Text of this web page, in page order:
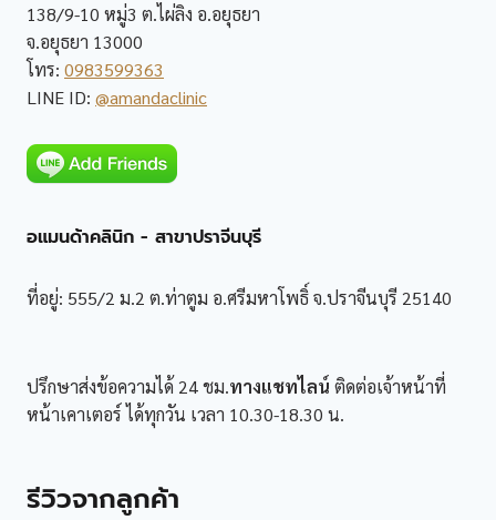
138/9-10 หมู่3 ต.ไผ่ลิง อ.อยุธยา
จ.อยุธยา 13000
โทร: 0983599363
LINE ID: @amandaclinic
อแมนด้าคลินิก - สาขาปราจีนบุรี
ที่อยู่: 555/2 ม.2 ต.ท่าตูม อ.ศรีมหาโพธิ์ จ.ปราจีนบุรี 25140
ปรึกษาส่งข้อความได้ 24 ชม.ทางแชทไลน์ ติดต่อเจ้าหน้าที่
หน้าเคาเตอร์ ได้ทุกวัน เวลา 10.30-18.30 น.
รีวิวจากลูกค้า